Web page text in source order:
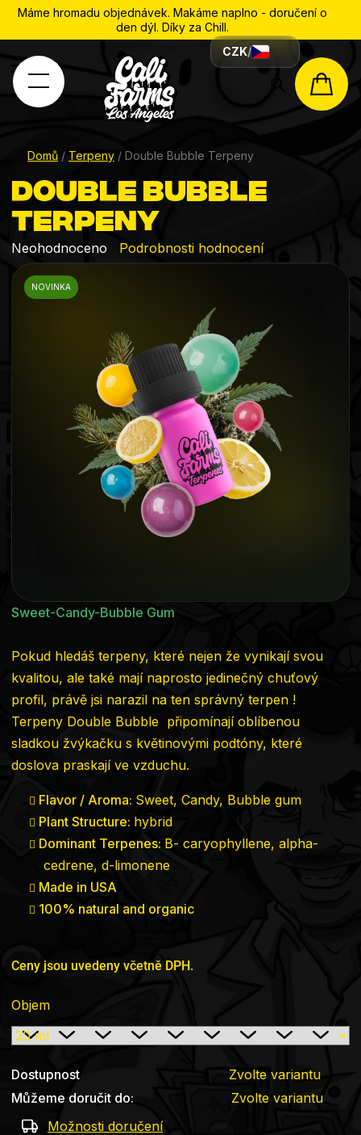
Máme hromadu objednávek. Makáme naplno - doručení o
den dýl. Díky za Chill.
CZK/
Hledat
Domů / Terpeny / Double Bubble Terpeny
Sweet-Candy-Bubble Gum
Pokud hledáš terpeny, které nejen že vynikají svou
kvalitou, ale také mají naprosto jedinečný chuťový
profil, právě jsi narazil na ten správný terpen !
Terpeny Double Bubble připomínají oblíbenou
sladkou žvýkačku s květinovými podtóny, které
doslova praskají ve vzduchu.
Flavor / Aroma: Sweet, Candy, Bubble gum
Plant Structure: hybrid
Dominant Terpenes: B- caryophyllene, alpha-
cedrene, d-limonene
Made in USA
100% natural and organic
Ceny jsou uvedeny včetně DPH.
Objem
Dostupnost
Zvolte variantu
Můžeme doručit do:
Zvolte variantu
Možnosti doručení
Double Bubble
Terpeny
Průměrné
hodnocení
produktu
Neohodnoceno Podrobnosti hodnocení
NOVINKA